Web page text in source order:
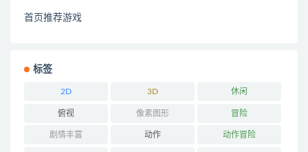
首页推荐游戏
标签
2D 3D 休闲
俯视 像素图形 冒险
剧情丰富 动作 动作冒险